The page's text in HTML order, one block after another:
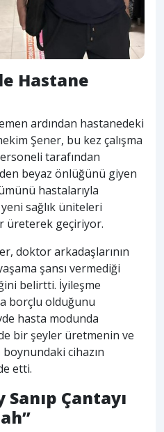
Hastane
ardından hastanedeki
Şener, bu kez çalışma
tarafından
beyaz önlüğünü giyen
hastalarıyla
sağlık üniteleri
üreterek geçiriyor.
doktor arkadaşlarının
şansı vermediği
belirtti. İyileşme
borçlu olduğunu
hasta modunda
bir şeyler üretmenin ve
cihazın
etti.
Çantayı